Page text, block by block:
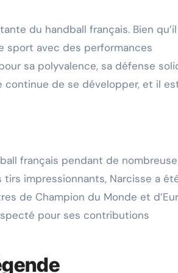
du handball français. Bien
sport avec des performances
sa polyvalence, sa défense
continue de se développer, et il
français pendant de
impressionnants, Narcisse a
de Champion du Monde et
pour ses contributions